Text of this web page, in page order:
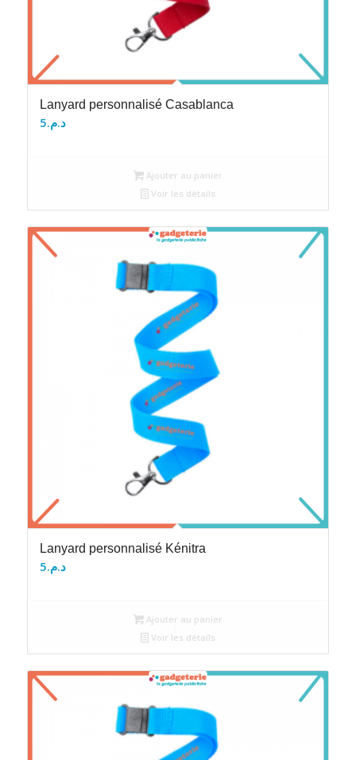
Lanyard personnalisé Casablanca
د.م.5
Ajouter au panier
Voir les détails
Lanyard personnalisé Kénitra
د.م.5
Ajouter au panier
Voir les détails